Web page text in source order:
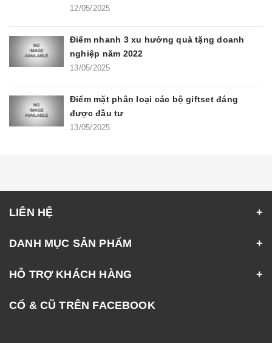
12/05/2025
Điểm nhanh 3 xu hướng quà tặng doanh
nghiệp năm 2022
13/05/2025
Điểm mặt phân loại các bộ giftset đáng
được đầu tư
13/05/2025
LIÊN HỆ
DANH MỤC SẢN PHẨM
HỖ TRỢ KHÁCH HÀNG
CỔ & CŨ TRÊN FACEBOOK